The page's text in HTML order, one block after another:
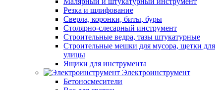
Резка и шлифование
Сверла, коронки, биты, буры
Столярно-слесарный инструмент
Строительные ведра, тазы штукатурные
Строительные мешки для мусора, щетки для
улицы
Ящики для инструмента
Электроинструмент
Бетоносмесители